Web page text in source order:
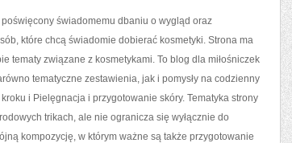
świadomemu dbaniu o wygląd oraz
które chcą świadomie dobierać kosmetyki. Strona ma
tematy związane z kosmetykami. To blog dla miłośniczek
tematyczne zestawienia, jak i pomysły na codzienny
i Pielęgnacja i przygotowanie skóry. Tematyka strony
trikach, ale nie ogranicza się wyłącznie do
kompozycję, w którym ważne są także przygotowanie